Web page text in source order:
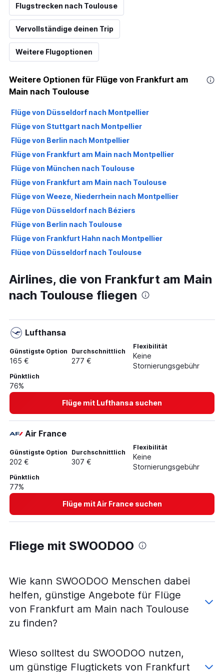
Flugstrecken nach Toulouse
Vervollständige deinen Trip
Weitere Flugoptionen
Weitere Optionen für Flüge von Frankfurt am
Main nach Toulouse
Flüge von Düsseldorf nach Montpellier
Flüge von Stuttgart nach Montpellier
Flüge von Berlin nach Montpellier
Flüge von Frankfurt am Main nach Montpellier
Flüge von München nach Toulouse
Flüge von Frankfurt am Main nach Toulouse
Flüge von Weeze, Niederrhein nach Montpellier
Flüge von Düsseldorf nach Béziers
Flüge von Berlin nach Toulouse
Flüge von Frankfurt Hahn nach Montpellier
Flüge von Düsseldorf nach Toulouse
Flüge von Hamburg nach Montpellier
Flüge von Frankfurt Hahn nach Toulouse
Flüge von Weeze, Niederrhein nach Béziers
Flüge von Köln nach Montpellier
Flüge von Weeze, Niederrhein nach Toulouse
Flüge von Köln nach Nîmes
Flüge von München nach Montpellier
Flüge von Hannover nach Toulouse
Flüge von Köln nach Toulouse
Flüge von Bremen nach Toulouse
Flüge von Hannover nach Montpellier
Flüge von Nürnberg nach Toulouse
Flüge von Frankfurt am Main nach Béziers
Flüge von Nürnberg nach Montpellier
Flüge von Frankfurt Hahn nach Béziers
Flüge von Frankfurt am Main nach Lourdes
Flüge von Karlsruhe nach Toulouse
Flüge von Düsseldorf nach Lourdes
Flüge von Köln nach Perpignan
Airlines, die von Frankfurt am Main
nach Toulouse fliegen
Lufthansa
Günstigste Option
165 €
Durchschnittlich
277 €
Flexibilität
Keine
Stornierungsgebühr
Pünktlich
76%
Flüge mit Lufthansa suchen
Air France
Günstigste Option
202 €
Durchschnittlich
307 €
Flexibilität
Keine
Stornierungsgebühr
Pünktlich
77%
Flüge mit Air France suchen
Fliege mit SWOODOO
Wie kann SWOODOO Menschen dabei
helfen, günstige Angebote für Flüge
von Frankfurt am Main nach Toulouse
zu finden?
Wieso solltest du SWOODOO nutzen,
um günstige Flugtickets von Frankfurt